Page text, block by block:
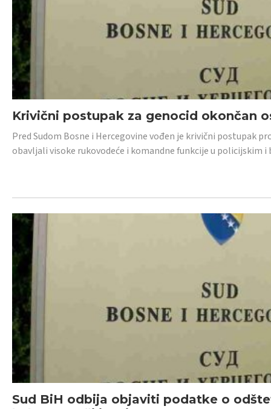
Krivični postupak za genocid okončan
Pred Sudom Bosne i Hercegovine vođen je krivični postupak
obavljali visoke rukovodeće i komandne funkcije u policijskim
Sud BiH odbija objaviti podatke o